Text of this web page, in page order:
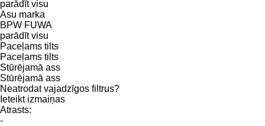
parādīt visu
Asu marka
BPW FUWA
parādīt visu
Paceļams tilts
Paceļams tilts
Stūrējamā ass
Stūrējamā ass
Neatrodat vajadzīgos filtrus?
Ieteikt izmaiņas
Atrasts:
-